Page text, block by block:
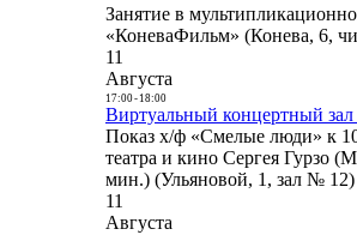
Занятие в
«КоневаФильм» (Конева, 6,
11
Августа
17:00- 18:00
Виртуальный концертный зал
Показ х/ф «Смелые люди» к
театра и кино Сергея Гурзо
мин.) (Ульяновой, 1, зал № 12)
11
Августа